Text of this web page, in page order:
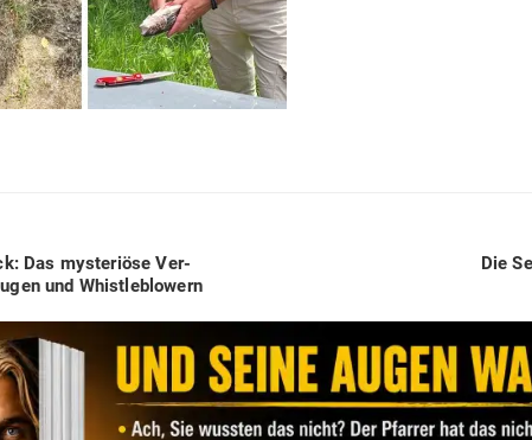
Das mys­te­riöse Ver­
und Whistleblowern
Next
Die